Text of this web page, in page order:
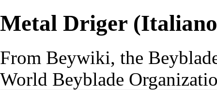
Metal Driger
From Beywiki, the
World Beyblade